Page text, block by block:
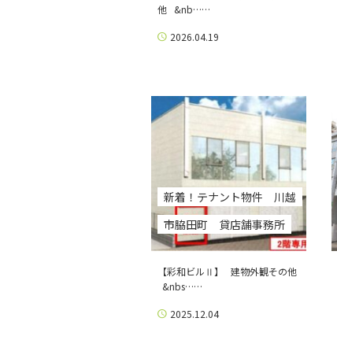
他 &nb……
2026.04.19
新着！テナント物件 川越
市脇田町 貸店舗事務所
【彩和ビルⅡ】 建物外観その他
&nbs……
2025.12.04